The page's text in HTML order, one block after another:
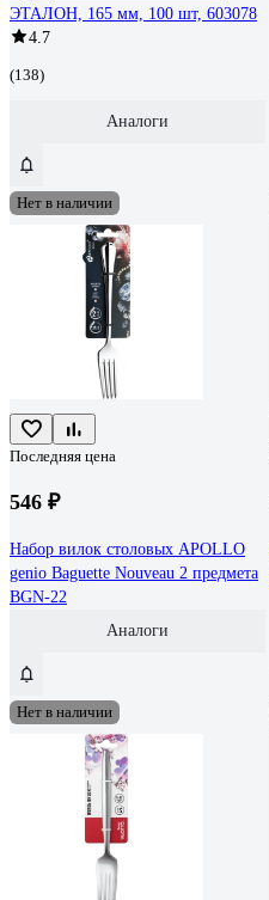
ЭТАЛОН, 165 мм, 100 шт, 603078
4.7
(138)
Аналоги
Нет в наличии
Последняя цена
546 ₽
Набор вилок столовых APOLLO
genio Baguette Nouveau 2 предмета
BGN-22
Аналоги
Нет в наличии